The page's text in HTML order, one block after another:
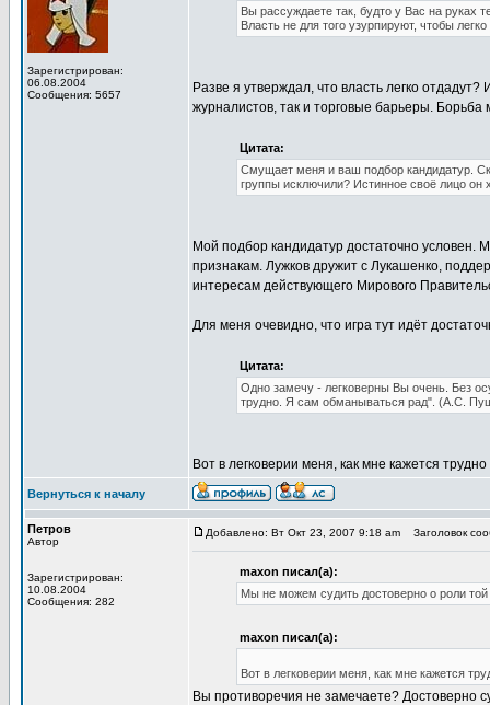
Зарегистрирован:
06.08.2004
Сообщения: 5657
Вы рассуждаете так, будто у Вас на руках
Власть не для того узурпируют, чтобы
Разве я утверждал, что власть легко
журналистов, так и торговые барьеры.
Цитата:
Смущает меня и ваш подбор кандидатур.
группы исключили? Истинное своё лицо он
Мой подбор кандидатур достаточно
признакам. Лужков дружит с Лукашенко,
интересам действующего Мирового
Для меня очевидно, что игра тут идёт
Цитата:
Одно замечу - легковерны Вы очень. Без
трудно. Я сам обманываться рад". (А.С.
Вот в легковерии меня, как мне кажется
Вернуться к началу
Петров
Автор
Зарегистрирован:
10.08.2004
Сообщения: 282
Добавлено: Вт Окт 23, 2007 9:18 am Заголовок
maxon писал(а):
Мы не можем судить достоверно о роли
maxon писал(а):
Вот в легковерии меня, как мне кажется
Вы противоречия не замечаете? Достоверно